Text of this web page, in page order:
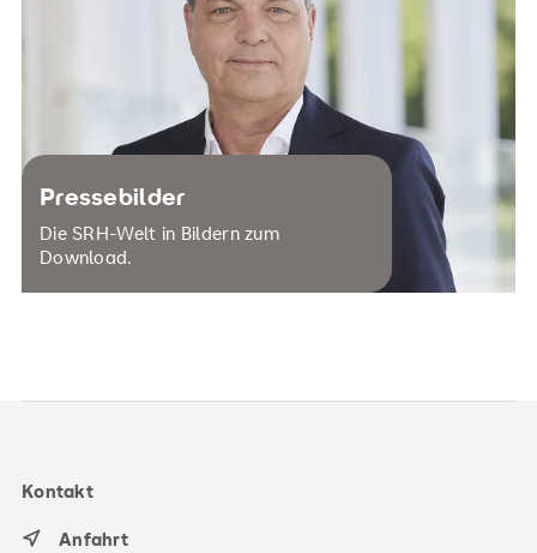
Pressebilder
Die SRH-Welt in Bildern zum
Download.
Kontakt
Anfahrt